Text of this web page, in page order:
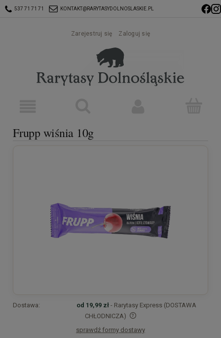
537 71 71 71 KONTAKT@RARYTASYDOLNOSLASKIE.PL
Zarejestruj się Zaloguj się
Frupp wiśnia 10g
Dostawa: od 19,99 zł - Rarytasy Express (DOSTAWA
CHŁODNICZA)
Cena nie zawiera ewentualnych kosztów płatności
sprawdź formy dostawy